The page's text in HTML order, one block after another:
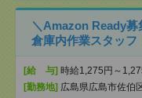
＼Amazon Ready
倉庫内作業スタッ
[給 与] 時給1,275円～
[勤務地] 広島県広島市佐伯